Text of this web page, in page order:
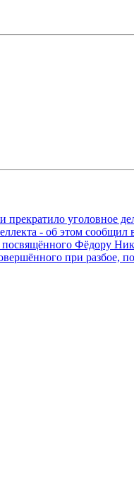
прекратило уголовное
- об этом
посвящённого Фёдору
при разбое,